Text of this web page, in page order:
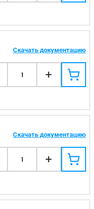
Скачать документацию
1 +
Скачать документацию
1 +